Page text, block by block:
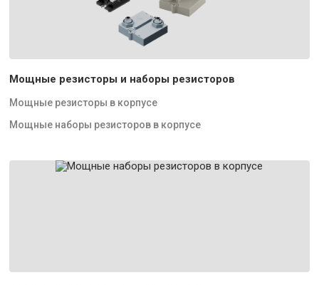
Мощные резисторы и наборы резисторов
Мощные резисторы в корпусе
Мощные наборы резисторов в корпусе